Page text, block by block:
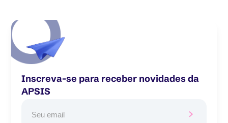
Inscreva-se para receber novidades da
APSIS